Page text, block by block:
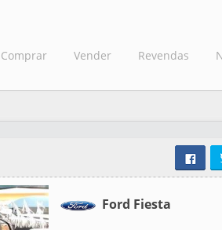
Comprar Vender Revendas
Ford Fiesta